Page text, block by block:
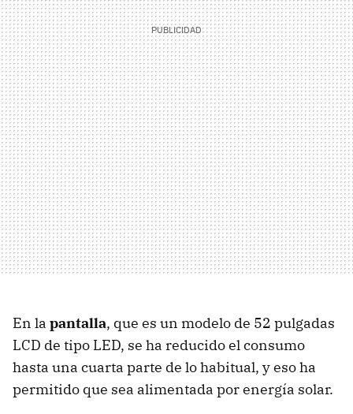
En la pantalla, que es un modelo de 52 pulgadas
LCD de tipo LED, se ha reducido el consumo
hasta una cuarta parte de lo habitual, y eso ha
permitido que sea alimentada por energía solar.